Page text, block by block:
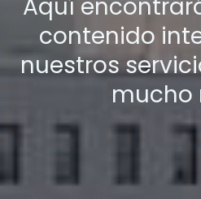
Aquí
contenido
nuestros
mucho